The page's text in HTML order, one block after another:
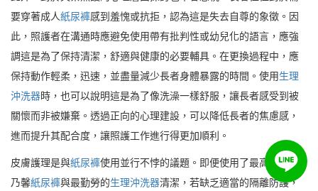
要穿著成人紙尿褲感到羞愧或抗拒，認為這是失去自尊的象徵。因
此，照護者在溝通時應避免使用帶有批判性或幼兒化的語言，應強
調這是為了保持清潔，舒適與健康的必要輔具。在更換過程中，應
保持動作輕柔，迅速，並盡量減少長者身體暴露的時間。使用生理
沖洗器時，也可以說明這是為了像洗澡一樣舒服，讓長者感受到被
關懷而非被嫌棄。透過正向的心理建設，可以降低長者的焦慮感，
進而提升其配合度，讓照護工作進行得更加順利。
皮膚護理是與紙尿褲使用並行不悖的議題。即便使用了最高級的康
乃馨紙尿褲與最勤勞的生理沖洗器清潔，若缺乏適當的隔離防護，